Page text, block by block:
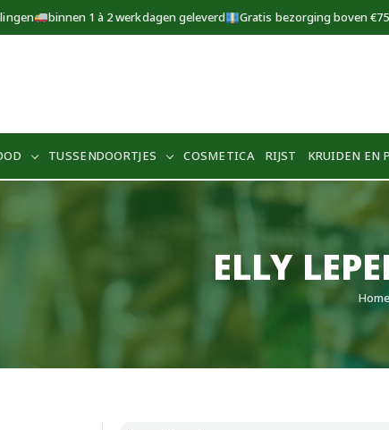
binnen 1 à 2 werkdagen geleverd Gratis bezorging boven €75
TUSSENDOORTJES COSMETICA RIJST KRUIDEN EN
ELLY
Home